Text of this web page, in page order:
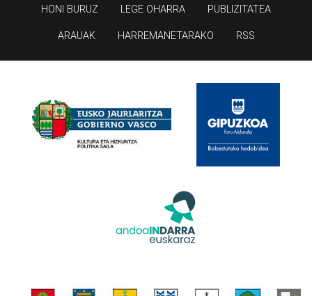
HONI BURUZ LEGE OHARRA PUBLIZITATEA
ARAUAK HARREMANETARAKO RSS